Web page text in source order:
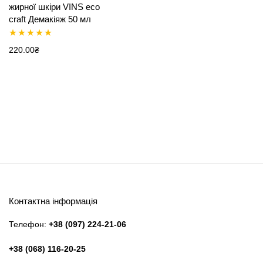
жирної шкіри VINS eco
craft Демакіяж 50 мл
Оцінено в
220.00₴
Контактна інформація
Телефон: +38 (097) 224-21-06
+38 (068) 116-20-25